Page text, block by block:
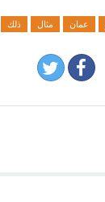
عمان مثال ذلك